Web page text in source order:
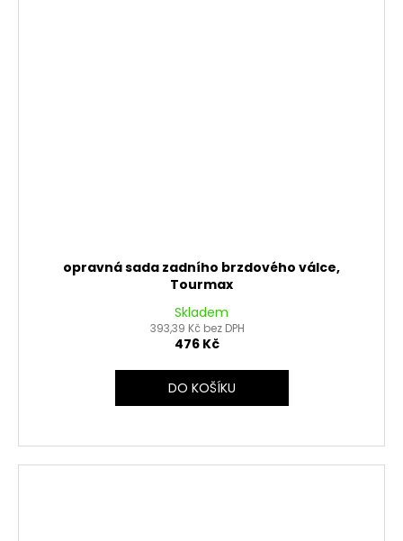
opravná sada zadního brzdového válce,
Tourmax
Skladem
393,39 Kč bez DPH
476 Kč
DO KOŠÍKU